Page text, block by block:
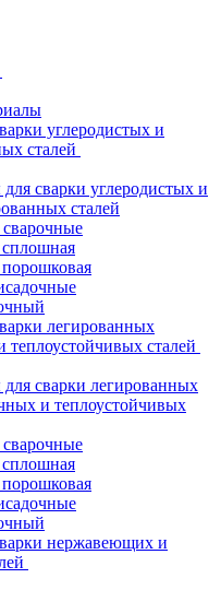
углеродистых и
сталей
сварки углеродистых и
сталей
легированных
сталей
сварки легированных
и теплоустойчивых
нержавеющих и